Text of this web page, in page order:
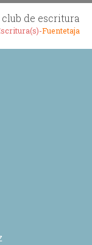
club de escritura
Fuentetaja